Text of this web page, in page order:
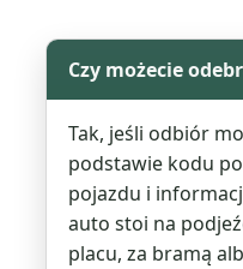
Czy możecie
Tak, jeśli odbiór
podstawie kodu
pojazdu i
auto stoi na
placu, za bramą